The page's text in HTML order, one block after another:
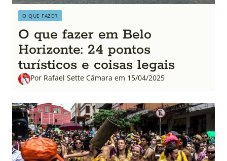
O QUE FAZER
O que fazer em Belo
Horizonte: 24 pontos
turísticos e coisas legais
Por Rafael Sette Câmara em 15/04/2025